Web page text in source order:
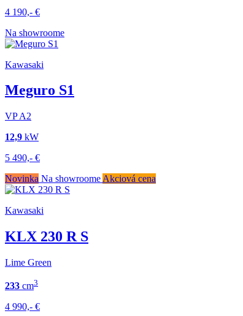
4 190,- €
Na showroome
Kawasaki
Meguro S1
VPA2
12,9 kW
5 490,- €
Novinka Na showroome Akciová cena
Kawasaki
KLX 230 R S
Lime Green
233 cm3
4 990,- €